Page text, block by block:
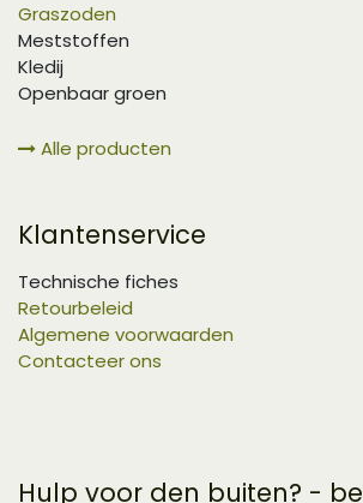
Graszoden
Meststoffen
Kledij
Openbaar groen
Alle producten
Klantenservice
Technische fiches
Retourbeleid
Algemene voorwaarden
Contacteer ons
Hulp voor den buiten? -